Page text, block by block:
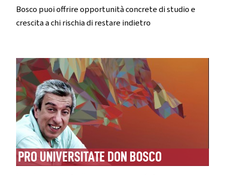
Bosco puoi offrire opportunità concrete di studio e
crescita a chi rischia di restare indietro
PRO UNIVERSITATE DON BOSCO